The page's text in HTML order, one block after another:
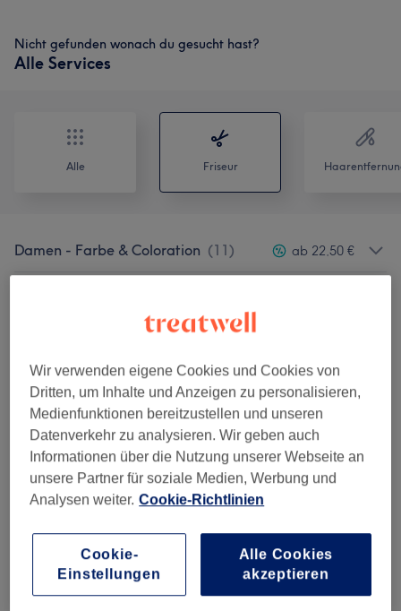
Nicht gefunden wonach du gesucht hast?
Alle Services
Alle Friseur
Damen - Farbe & Coloration (11) ab 22,50 €
(1)
Kinder - Haarschnitte & Stylings (1 )
Haarkuren & Pflege 2 ab 40 €
Herren - Farbe & Grauhaarkaschierung ab 30 €
Herren - Haarschnitte & Stylings
Salonbewertungen
Wir verwenden eigene Cookies und Cookies von
Dritten, um Inhalte und Anzeigen zu personalisieren,
Medienfunktionen bereitzustellen und unseren
Datenverkehr zu analysieren. Wir geben auch
Informationen über die Nutzung unserer Webseite an
unsere Partner für soziale Medien, Werbung und
Analysen weiter. Cookie-Richtlinien
Cookie-
Einstellungen
Alle Cookies
akzeptieren